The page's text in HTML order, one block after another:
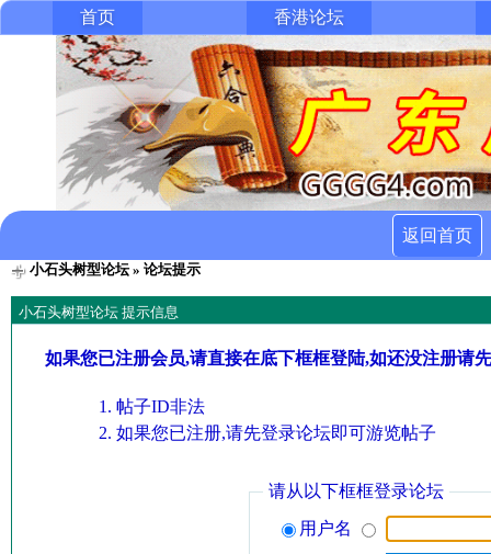
首页 香港论坛
返回首页
小石头树型论坛» 论坛提示
小石头树型论坛 提示信息
如果您已注册会员,请直接在底下框框登陆,如还没注册请
帖子ID非法
如果您已注册,请先登录论坛即可游览帖子
请从以下框框登录论坛
用户名